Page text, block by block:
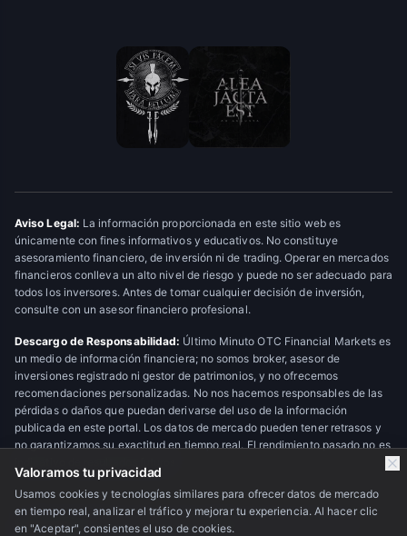
Aviso Legal: La información proporcionada en este sitio web es
únicamente con fines informativos y educativos. No constituye
asesoramiento financiero, de inversión ni de trading. Operar en mercados
financieros conlleva un alto nivel de riesgo y puede no ser adecuado para
todos los inversores. Antes de tomar cualquier decisión de inversión,
consulte con un asesor financiero profesional.
Descargo de Responsabilidad: Último Minuto OTC Financial Markets es
un medio de información financiera; no somos broker, asesor de
inversiones registrado ni gestor de patrimonios, y no ofrecemos
recomendaciones personalizadas. No nos hacemos responsables de las
pérdidas o daños que puedan derivarse del uso de la información
publicada en este portal. Los datos de mercado pueden tener retrasos y
no garantizamos su exactitud en tiempo real. El rendimiento pasado no es
© 2026 Último Minuto OTC Financial Markets. Todos los derechos
Valoramos tu privacidad
Usamos cookies y tecnologías similares para ofrecer datos de mercado
en tiempo real, analizar el tráfico y mejorar tu experiencia. Al hacer clic
en "Aceptar", consientes el uso de cookies.